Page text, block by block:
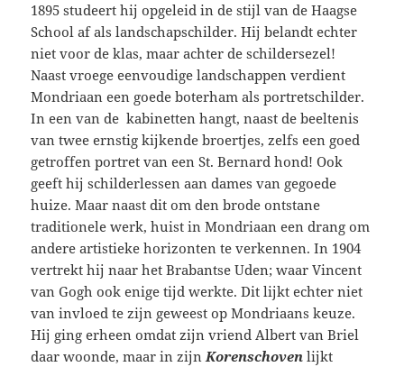
1895 studeert hij opgeleid in de stijl van de Haagse
School af als landschapschilder. Hij belandt echter
niet voor de klas, maar achter de schildersezel!
Naast vroege eenvoudige landschappen verdient
Mondriaan een goede boterham als portretschilder.
In een van de kabinetten hangt, naast de beeltenis
van twee ernstig kijkende broertjes, zelfs een goed
getroffen portret van een St. Bernard hond! Ook
geeft hij schilderlessen aan dames van gegoede
huize. Maar naast dit om den brode ontstane
traditionele werk, huist in Mondriaan een drang om
andere artistieke horizonten te verkennen. In 1904
vertrekt hij naar het Brabantse Uden; waar Vincent
van Gogh ook enige tijd werkte. Dit lijkt echter niet
van invloed te zijn geweest op Mondriaans keuze.
Hij ging erheen omdat zijn vriend Albert van Briel
daar woonde, maar in zijnKorenschoven lijkt